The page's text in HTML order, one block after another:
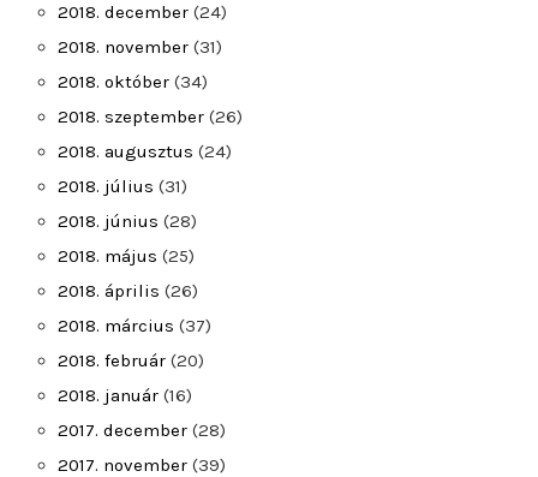
2018. december (24)
2018. november (31)
2018. október (34)
2018. szeptember (26)
2018. augusztus (24)
2018. július (31)
2018. június (28)
2018. május (25)
2018. április (26)
2018. március (37)
2018. február (20)
2018. január (16)
2017. december (28)
2017. november (39)